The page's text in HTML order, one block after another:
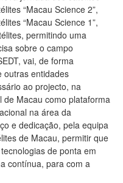
“Macau Science 2”,
“Macau Science 1”,
permitindo uma
sobre o campo
vai, de forma
outras entidades
ao projecto, na
Macau como plataforma
na área da
e dedicação, pela equipa
de Macau, permitir que
de ponta em
contínua, para com a